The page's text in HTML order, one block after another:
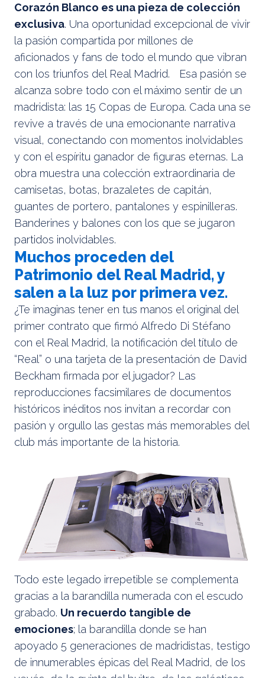
Corazón Blanco es una pieza de colección
exclusiva. Una oportunidad excepcional de vivir
la pasión compartida por millones de
aficionados y fans de todo el mundo que vibran
con los triunfos del Real Madrid. Esa pasión se
alcanza sobre todo con el máximo sentir de un
madridista: las 15 Copas de Europa. Cada una se
revive a través de una emocionante narrativa
visual, conectando con momentos inolvidables
y con el espíritu ganador de figuras eternas. La
obra muestra una colección extraordinaria de
camisetas, botas, brazaletes de capitán,
guantes de portero, pantalones y espinilleras.
Banderines y balones con los que se jugaron
partidos inolvidables.
Muchos proceden del
Patrimonio del Real Madrid, y
salen a la luz por primera vez.
¿Te imaginas tener en tus manos el original del
primer contrato que firmó Alfredo Di Stéfano
con el Real Madrid, la notificación del título de
“Real” o una tarjeta de la presentación de David
Beckham firmada por el jugador? Las
reproducciones facsimilares de documentos
históricos inéditos nos invitan a recordar con
pasión y orgullo las gestas más memorables del
club más importante de la historia.
Todo este legado irrepetible se complementa
gracias a la barandilla numerada con el escudo
grabado. Un recuerdo tangible de
emociones; la barandilla donde se han
apoyado 5 generaciones de madridistas, testigo
de innumerables épicas del Real Madrid, de los